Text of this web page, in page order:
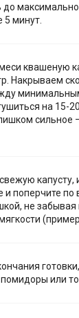
до
5 минут.
квашеную
Накрываем
на 15-
сильное
капусту,
поперчите по
не забывая
или